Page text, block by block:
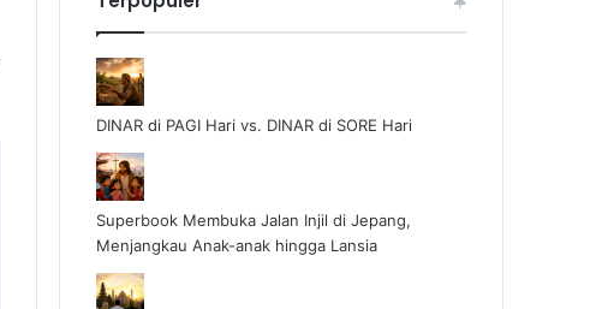
DINAR di PAGI Hari vs. DINAR di SORE Hari
Superbook Membuka Jalan Injil di Jepang,
Menjangkau Anak-anak hingga Lansia